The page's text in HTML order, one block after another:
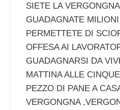
SIETE LA
GUADAGNATE
PERMETTETE DI
OFFESA AI
GUADAGNARSI DA
MATTINA ALLE
PEZZO DI PANE A
VERGONGNA